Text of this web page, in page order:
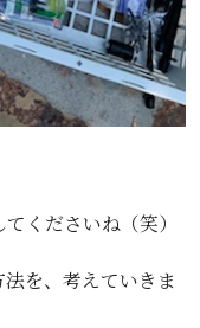
くださいね（笑）
を、考えていきま